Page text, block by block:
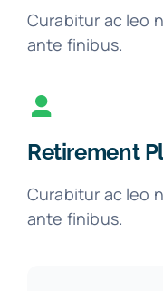
Curabitur ac leo
ante finibus.
Retirement
Curabitur ac leo
ante finibus.